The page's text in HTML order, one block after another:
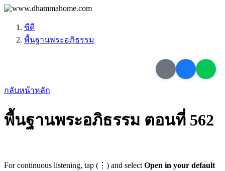
ซีดี
พื้นฐานพระอภิธรรม
กลับหน้าหลัก
พื้นฐานพระอภิธรรม ตอนที่ 562
For continuous listening, tap (⋮) and select Open in your default